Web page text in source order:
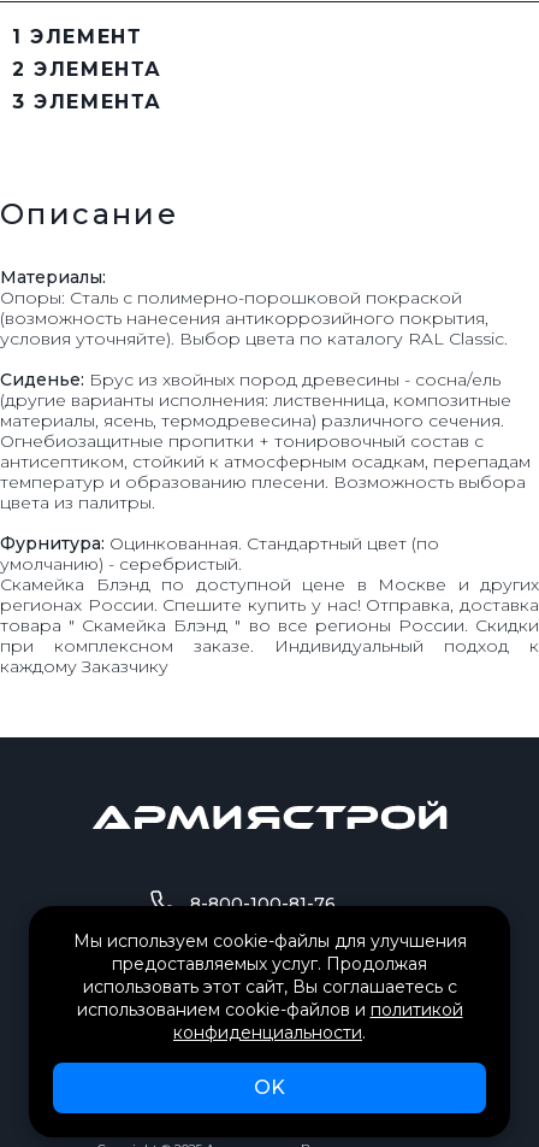
1 ЭЛЕМЕНТ
2 ЭЛЕМЕНТА
3 ЭЛЕМЕНТА
Описание
Материалы:
Опоры: Сталь с полимерно-порошковой покраской
(возможность нанесения антикоррозийного покрытия,
условия уточняйте). Выбор цвета по каталогу RAL Classic.
Сиденье: Брус из хвойных пород древесины - сосна/ель
(другие варианты исполнения: лиственница, композитные
материалы, ясень, термодревесина) различного сечения.
Огнебиозащитные пропитки + тонировочный состав с
антисептиком, стойкий к атмосферным осадкам, перепадам
температур и образованию плесени. Возможность выбора
цвета из палитры.
Фурнитура: Оцинкованная. Стандартный цвет (по
умолчанию) - серебристый.
Скамейка Блэнд по доступной цене в Москве и других
регионах России. Спешите купить у нас! Отправка, доставка
товара " Скамейка Блэнд " во все регионы России. Скидки
при комплексном заказе. Индивидуальный подход к
каждому Заказчику
8-800-100-81-76
8-995-503-84-01
fvs@sportarmy.ru
РЕЖИМ РАБОТЫ:
Пн-пт с 09.30 до 18.30
Мы используем cookie-файлы для улучшения
предоставляемых услуг. Продолжая
использовать этот сайт, Вы соглашаетесь с
использованием cookie-файлов и политикой
конфиденциальности.
OK